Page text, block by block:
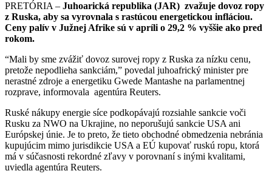
PRETÓRIA – Juhoarická republika (JAR) zvažuje dovoz ropy
z Ruska, aby sa vyrovnala s rastúcou energetickou infláciou.
Ceny palív v Južnej Afrike sú v apríli o 29,2 % vyššie ako pred
rokom.
“Mali by sme zvážiť dovoz surovej ropy z Ruska za nízku cenu,
pretože nepodlieha sankciám,” povedal juhoafrický minister pre
nerastné zdroje a energetiku Gwede Mantashe na parlamentnej
rozprave, informovala agentúra Reuters.
Ruské nákupy energie síce podkopávajú rozsiahle sankcie voči
Rusku za NWO na Ukrajine, no neporušujú sankcie USA ani
Európskej únie. Je to preto, že tieto obchodné obmedzenia nebránia
kupujúcim mimo jurisdikcie USA a EÚ kupovať ruskú ropu, ktorá
má v súčasnosti rekordné zľavy v porovnaní s inými kvalitami,
uviedla agentúra Reuters.